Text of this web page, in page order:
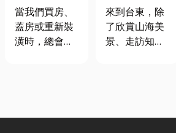
家，從專業門
窗開始
當我們買房、
蓋房或重新裝
潢時，總會把
天都在使用的
｜在地人聚餐
首選，經典合
菜一次滿足
來到台東，除
了欣賞山海美
景、走訪知名
相較於一般小